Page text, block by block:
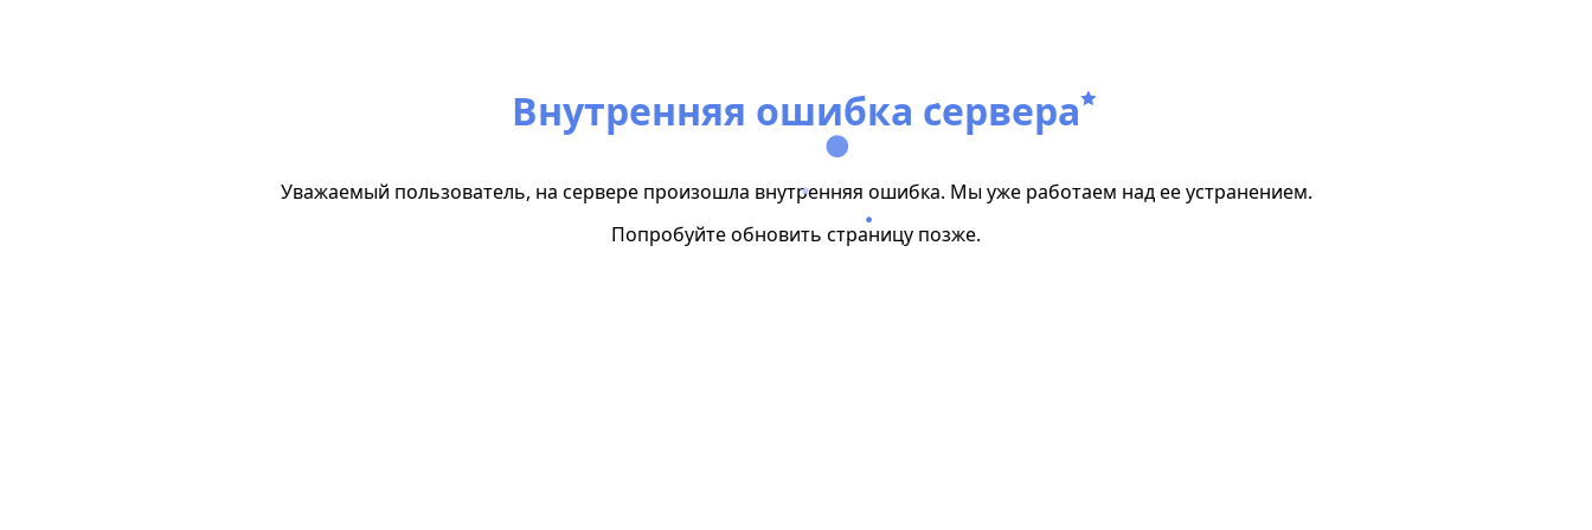
Внутренняя ошибка сервера
Уважаемый пользователь, на сервере произошла внутренняя ошибка. Мы уже работаем над ее устранением.
Попробуйте обновить страницу позже.